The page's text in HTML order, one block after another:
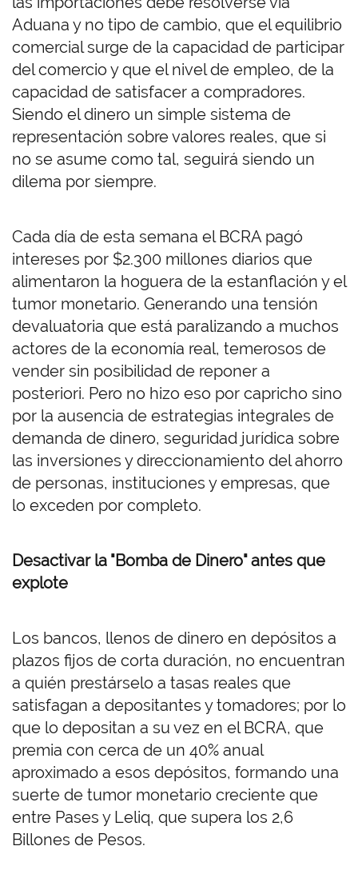
Aduana y no tipo de cambio, que el equilibrio
comercial surge de la capacidad de participar
del comercio y que el nivel de empleo, de la
capacidad de satisfacer a compradores.
Siendo el dinero un simple sistema de
representación sobre valores reales, que si
no se asume como tal, seguirá siendo un
dilema por siempre.
Cada día de esta semana el BCRA pagó
intereses por $2.300 millones diarios que
alimentaron la hoguera de la estanflación y el
tumor monetario. Generando una tensión
devaluatoria que está paralizando a muchos
actores de la economía real, temerosos de
vender sin posibilidad de reponer a
posteriori. Pero no hizo eso por capricho sino
por la ausencia de estrategias integrales de
demanda de dinero, seguridad jurídica sobre
las inversiones y direccionamiento del ahorro
de personas, instituciones y empresas, que
lo exceden por completo.
Desactivar la "Bomba de Dinero" antes que
explote
Los bancos, llenos de dinero en depósitos a
plazos fijos de corta duración, no encuentran
a quién prestárselo a tasas reales que
satisfagan a depositantes y tomadores; por lo
que lo depositan a su vez en el BCRA, que
premia con cerca de un 40% anual
aproximado a esos depósitos, formando una
suerte de tumor monetario creciente que
entre Pases y Leliq, que supera los 2,6
Billones de Pesos.